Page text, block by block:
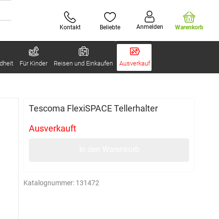
Kontakt Beliebte Anmelden Warenkorb
Für Kinder Reisen und Einkaufen Ausverkauf
Tescoma FlexiSPACE Tellerhalter
Ausverkauft
Katalognummer: 131472